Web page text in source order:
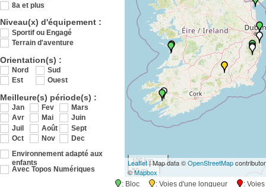
8a et plus
Niveau(x) d'équipement :
Sportif ou Engagé
Terrain d'aventure
Orientation(s) :
Nord
Sud
Est
Ouest
Meilleure(s) période(s) :
Jan Fev
Mars
Avr
Mai
Juin
Juil
Août
Sept
Oct
Nov
Dec
Environnement adapté aux
enfants
Avec Topos Numériques
100 km
50 mi
Leaflet| Map data ©OpenStreetMap
©Mapbox
: Bloc : Voies d'une longueur
: Voies